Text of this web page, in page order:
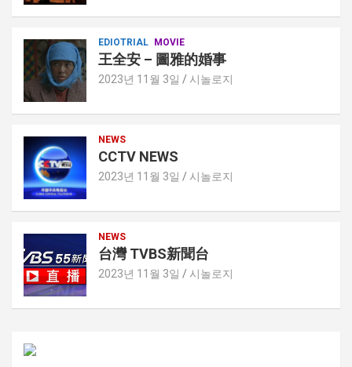
EDIOTRIAL MOVIE
王全安 – 圖雅的婚事
2023년 11월 3일 시놀로지
NEWS
CCTV NEWS
2023년 11월 3일 시놀로지
NEWS
台灣 TVBS新聞台
2023년 11월 3일 시놀로지